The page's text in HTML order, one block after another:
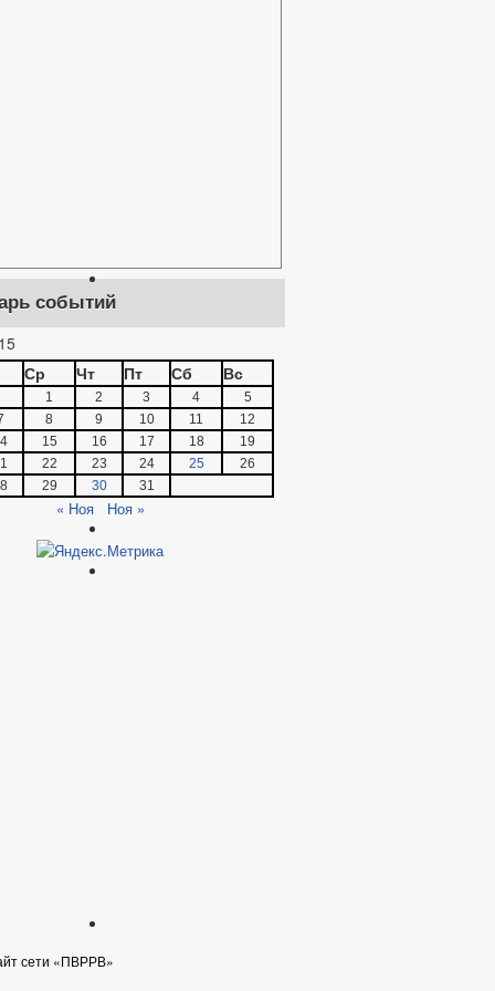
событий
Ср
Чт Пт Сб Вс
1 2 3 4
5
8 9 10 11
12
15 16 17 18
19
22 23 24 25
26
29 30 31
« Ноя Ноя »
сети «ПВРРВ»